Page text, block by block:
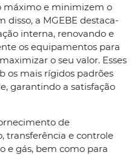
máximo e minimizem o
a MGEBE destaca-
interna, renovando e
os equipamentos para
o seu valor. Esses
os mais rígidos padrões
garantindo a satisfação
de
transferência e controle
e gás, bem como para